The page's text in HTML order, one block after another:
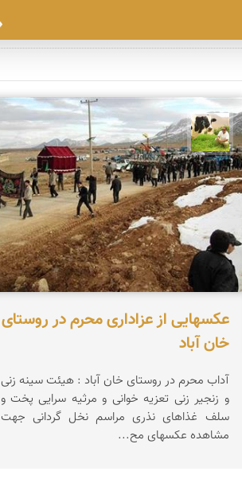
تقی قاسمی
عکسهایی از عزاداری محرم در روستای
خان آباد
آداب محرم در روستای خان آباد : هیئت سینه زنی
و زنجیر زنی تعزیه خوانی و مرثیه سرایی پخت و
سلف غذاهای نذری مراسم نخل گردانی جهت
مشاهده عکسهای مح...